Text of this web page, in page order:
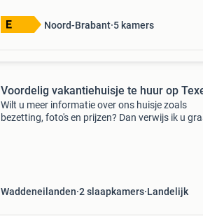
Noord-Brabant 5 kamers
Voordelig vakantiehuisje te huur op
Wilt u meer informatie over ons huisje zoals
bezetting, foto's en prijzen? Dan verwijs ik u
Waddeneilanden 2 slaapkamers Landelijk